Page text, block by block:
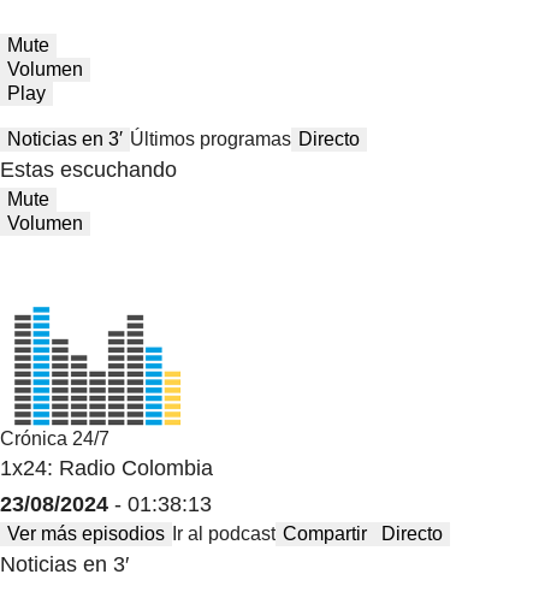
Mute
Volumen
Play
Noticias en 3′ Últimos programas Directo
Estas escuchando
Mute
Volumen
Crónica 24/7
1x24: Radio Colombia
23/08/2024 - 01:38:13
Ver más episodios Ir al podcast Compartir Directo
Noticias en 3′